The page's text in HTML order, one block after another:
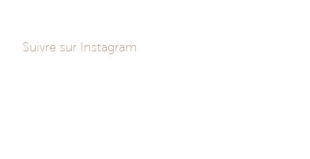
Suivre sur Instagram